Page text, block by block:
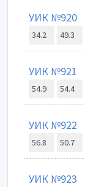
УИК №920
34.2 49.3
УИК №921
54.9 54.4
УИК №922
56.8 50.7
УИК №923